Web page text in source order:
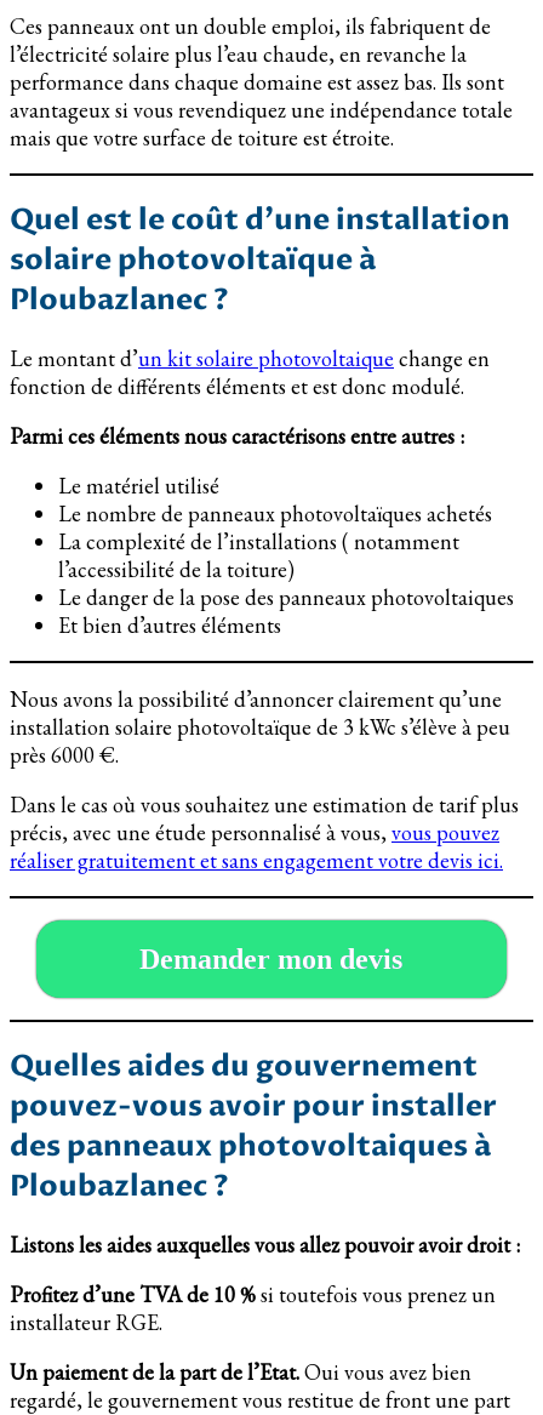
Ces panneaux ont un double emploi, ils fabriquent de
l’électricité solaire plus l’eau chaude, en revanche la
performance dans chaque domaine est assez bas. Ils sont
avantageux si vous revendiquez une indépendance totale
mais que votre surface de toiture est étroite.
Quel est le coût d’une installation
solaire photovoltaïque à
Ploubazlanec ?
Le montant d’un kit solaire photovoltaique change en
fonction de différents éléments et est donc modulé.
Parmi ces éléments nous caractérisons entre autres :
Le matériel utilisé
Le nombre de panneaux photovoltaïques achetés
La complexité de l’installations ( notamment
l’accessibilité de la toiture)
Le danger de la pose des panneaux photovoltaiques
Et bien d’autres éléments
Nous avons la possibilité d’annoncer clairement qu’une
installation solaire photovoltaïque de 3 kWc s’élève à peu
près 6000 €.
Dans le cas où vous souhaitez une estimation de tarif plus
précis, avec une étude personnalisé à vous,vous pouvez
réaliser gratuitement et sans engagement votre devis ici.
Demander mon devis
Quelles aides du gouvernement
pouvez-vous avoir pour installer
des panneaux photovoltaiques à
Ploubazlanec ?
Listons les aides auxquelles vous allez pouvoir avoir droit :
Profitez d’une TVA de 10 %si toutefois vous prenez un
installateur RGE.
Un paiement de la part de l’Etat.Oui vous avez bien
regardé, le gouvernement vous restitue de front une part